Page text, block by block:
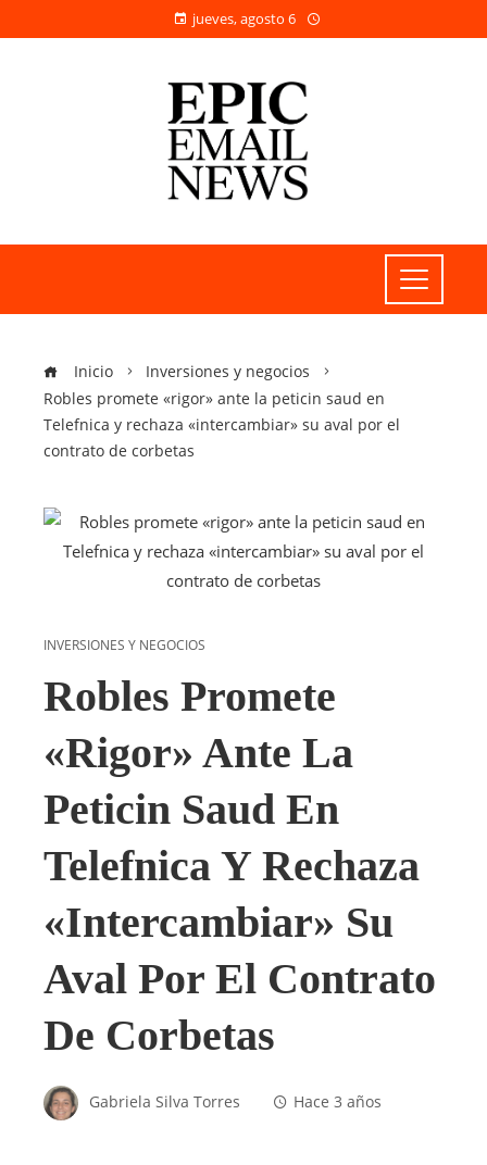
jueves, agosto 6
Inicio
Inversiones y negocios
Robles promete «rigor» ante la peticin saud en
Telefnica y rechaza «intercambiar» su aval por el
contrato de corbetas
INVERSIONES Y NEGOCIOS
Robles Promete
«rigor» Ante La
Peticin Saud En
Telefnica Y Rechaza
«intercambiar» Su
Aval Por El Contrato
De Corbetas
Gabriela Silva Torres Hace 3 años